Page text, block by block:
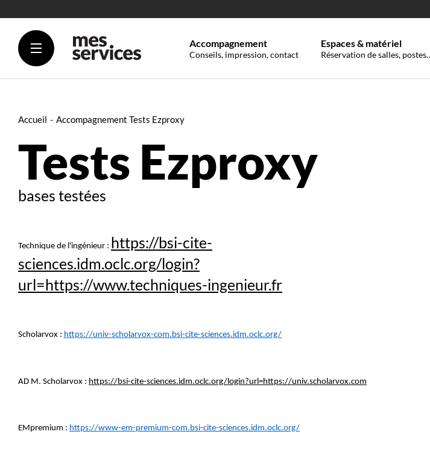
Accompagnement
Conseils, impression, contact
Espaces & matériel
Réservation de salles,
Accueil Accompagnement Tests Ezproxy
Tests Ezproxy
bases testées
Technique de l'ingénieur : https://bsi-cite-
sciences.idm.oclc.org/login?
url=https://www.techniques-ingenieur.fr
Scholarvox : https://univ-scholarvox-com.bsi-cite-sciences.idm.oclc.org/
AD M. Scholarvox : https://bsi-cite-sciences.idm.oclc.org/login?url=https://univ.scholarvox.com
EMpremium : https://www-em-premium-com.bsi-cite-sciences.idm.oclc.org/